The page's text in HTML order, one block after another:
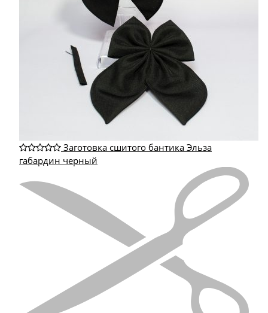
Заготовка сшитого бантика Эльза
габардин черный